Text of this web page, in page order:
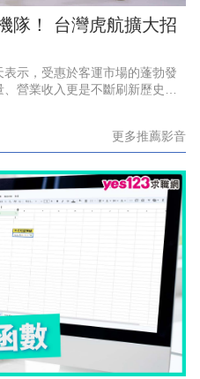
隊！ 台灣虎航擴大招
示，受惠於客運市場的蓬勃發
營業收入更是不斷刷新歷史紀
更多推薦影音